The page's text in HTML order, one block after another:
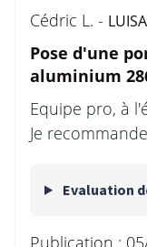
Cédric L. -
Pose d'une
aluminium
Equipe pro, à
Je
Evaluation
Publication :